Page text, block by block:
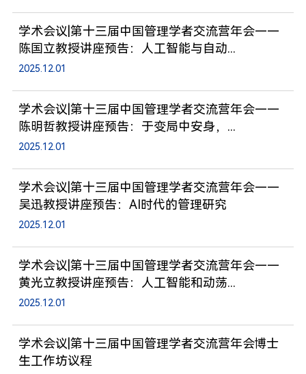
学术会议|第十三届中国管理学者交流营年会——
陈国立教授讲座预告：人工智能与自动...
2025.12.01
学术会议|第十三届中国管理学者交流营年会——
陈明哲教授讲座预告：于变局中安身，...
2025.12.01
学术会议|第十三届中国管理学者交流营年会——
吴迅教授讲座预告：AI时代的管理研究
2025.12.01
学术会议|第十三届中国管理学者交流营年会——
黄光立教授讲座预告：人工智能和动荡...
2025.12.01
学术会议|第十三届中国管理学者交流营年会博士
生工作坊议程